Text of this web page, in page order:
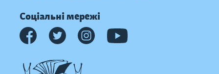
Соціальні мережі